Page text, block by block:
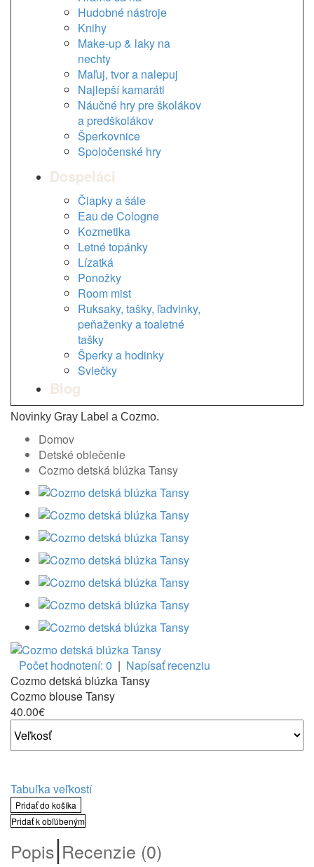
Hudobné nástroje
Knihy
Make-up & laky na
nechty
Maľuj, tvor a nalepuj
Najlepší kamaráti
Náučné hry pre školákov
a predškolákov
Šperkovnice
Spoločenské hry
Dospeláci
Čiapky a šále
Eau de Cologne
Kozmetika
Letné topánky
Lízatká
Ponožky
Room mist
Ruksaky, tašky, ľadvinky,
peňaženky a toaletné
tašky
Šperky a hodinky
Sviečky
Blog
Novinky Gray Label a Cozmo.
Domov
Detské oblečenie
Cozmo detská blúzka Tansy
Počet hodnotení: 0 | Napísať recenziu
Cozmo detská blúzka Tansy
Cozmo blouse Tansy
40.00€
Tabuľka veľkostí
Pridať do košíka
Pridať k obľúbeným
Popis|Recenzie (0)